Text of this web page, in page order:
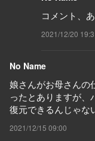
コメント、
2021/12/20
No Name
娘さんがお母さんの
ったとありますが、
復元できるんじゃな
2021/12/15 09:00